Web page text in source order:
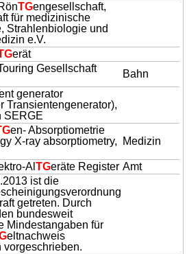
TGengesellschaft,
für medizinische
Strahlenbiologie und
e.V.
erät
Gesellschaft
Bahn
generator
Transientengenerator),
SERGE
en- Absorptiometrie
X-ray absorptiometry,
Medizin
AlTGeräte Register Amt
ist die
getreten. Durch
bundesweit
Mindestangaben für
eltnachweis
vorgeschrieben.